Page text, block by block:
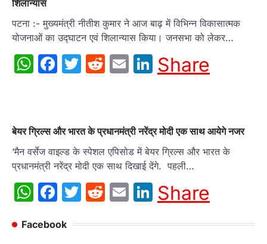
शिलान्यास
पटना :- मुख्यमंत्री नीतीश कुमार ने आज बाढ़ में विभिन्न विकासात्मक
योजनाओं का उद्घाटन एवं शिलान्यास किया। जनसभा को लेकर…
WhatsApp
Facebook
Twitter
Reddit
EmailLinkedIn
Share
बेयर ग्रिल्स और भारत के प्रधानमंत्री नरेंद्र मोदी एक साथ आयेगे नजर
‘मैन वर्सेज वाइल्ड के स्पेशल एपिसोड में बेयर ग्रिल्स और भारत के
प्रधानमंत्री नरेंद्र मोदी एक साथ दिखाई देंगे. पहली…
WhatsApp
Facebook
Twitter
Reddit
EmailLinkedIn
Share
Facebook